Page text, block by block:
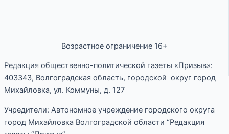
Возрастное ограничение 16+
Редакция общественно-политической газеты «Призыв»:
403343, Волгоградская область, городской округ город
Михайловка, ул. Коммуны, д. 127
Учредители: Автономное учреждение городского округа
город Михайловка Волгоградской области “Редакция